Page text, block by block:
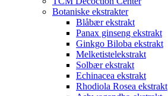
Botaniske ekstrakter
Blåbær ekstrakt
Panax ginseng ekstrakt
Ginkgo Biloba ekstrakt
Melketistelekstrakt
Solbær ekstrakt
Echinacea ekstrakt
Rhodiola Rosea ekstrakt